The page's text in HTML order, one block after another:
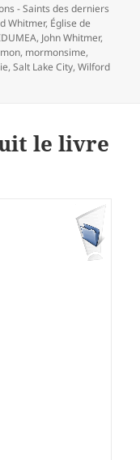
- Saints des derniers
Whitmer, Église de
, John Whitmer,
, mormonsime,
,Salt Lake City,Wilford
le livre